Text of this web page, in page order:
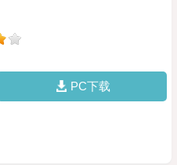
PC下载